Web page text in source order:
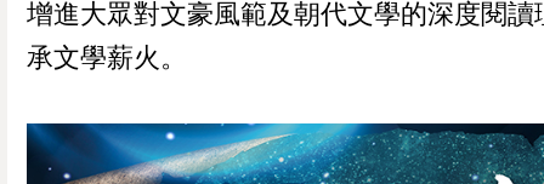
增進大眾對文豪風範及朝代文學的深度閱讀
承文學薪火。